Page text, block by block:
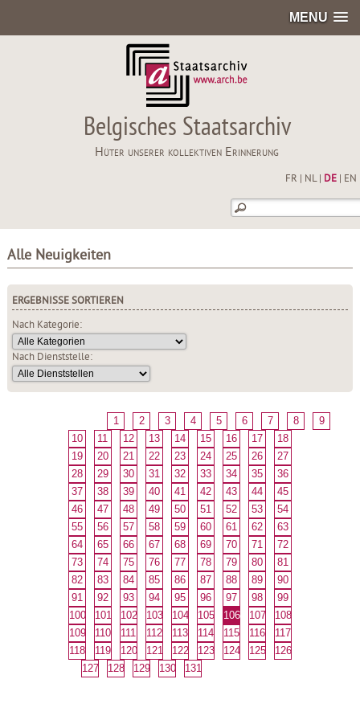
MENU
Belgisches Staatsarchiv
Hüter unserer kollektiven Erinnerung
FR NL| DE| EN
Alle Neuigkeiten
ERGEBNISSE SORTIEREN
Nach Kategorie:
Nach Dienststelle:
1 2 3 4 5 6 7 8
9
10
11 12 13 14 15 16 17
18
19
20 21 22 23 24 25 26
27
28
29 30 31 32 33 34 35
36
37
38 39 40 41 42 43 44
45
46
47 48 49 50 51 52 53
54
55
56 57 58 59 60 61 62
63
64
65 66 67 68 69 70 71
72
73
74 75 76 77 78 79 80
81
82
83 84 85 86 87 88 89
90
91
92 93 94 95 96 97 98
99
100
101 102 103 104 105 106 107
108
109
110 111 112 113 114 115 116
117
118
119 120 121 122 123 124 125
126
127
128 129 130 131